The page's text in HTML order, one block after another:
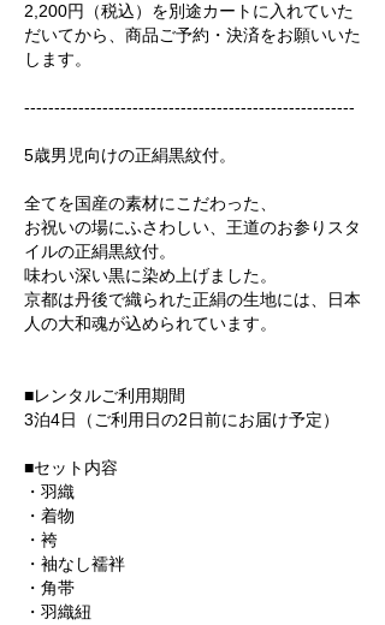
2,200円（税込）を別途カートに入れていた
だいてから、商品ご予約・決済をお願いいた
します。
-------------------------------------------------------
5歳男児向けの正絹黒紋付。
全てを国産の素材にこだわった、
お祝いの場にふさわしい、王道のお参りスタ
イルの正絹黒紋付。
味わい深い黒に染め上げました。
京都は丹後で織られた正絹の生地には、日本
人の大和魂が込められています。
■レンタルご利用期間
3泊4日（ご利用日の2日前にお届け予定）
■セット内容
・羽織
・着物
・袴
・袖なし襦袢
・角帯
・羽織紐